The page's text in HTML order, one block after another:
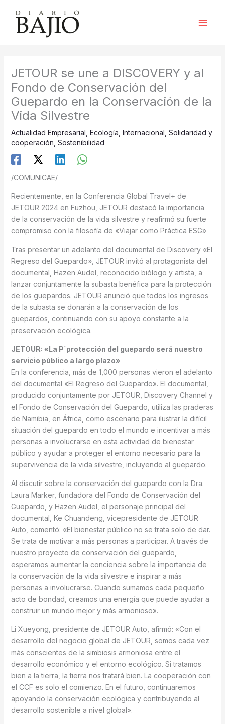
contenido
JETOUR se une a DISCOVERY y al
Fondo de Conservación del
Guepardo en la Conservación de la
Vida Silvestre
Actualidad Empresarial Ecología Internacional Solidaridad y
cooperación Sostenibilidad
/COMUNICAE/
Recientemente, en la Conferencia Global Travel+ de
JETOUR 2024 en Fuzhou, JETOUR destacó la importancia
de la conservación de la vida silvestre y reafirmó su fuerte
compromiso con la filosofía de «Viajar como Práctica ESG»
Tras presentar un adelanto del documental de Discovery «El
Regreso del Guepardo», JETOUR invitó al protagonista del
documental, Hazen Audel, reconocido biólogo y artista, a
lanzar conjuntamente la subasta benéfica para la protección
de los guepardos. JETOUR anunció que todos los ingresos
de la subasta se donarán a la conservación de los
guepardos, continuando con su apoyo constante a la
preservación ecológica.
JETOUR: «La P`protección del guepardo será nuestro
servicio público a largo plazo»
En la conferencia, más de 1,000 personas vieron el adelanto
del documental «El Regreso del Guepardo». El documental,
producido conjuntamente por JETOUR, Discovery Channel y
el Fondo de Conservación del Guepardo, utiliza las praderas
de Namibia, en África, como escenario para ilustrar la difícil
situación del guepardo en todo el mundo e incentivar a más
personas a involucrarse en esta actividad de bienestar
público y ayudar a proteger el entorno necesario para la
supervivencia de la vida silvestre, incluyendo al guepardo.
Al discutir sobre la conservación del guepardo con la Dra.
Laura Marker, fundadora del Fondo de Conservación del
Guepardo, y Hazen Audel, el personaje principal del
documental, Ke Chuandeng, vicepresidente de JETOUR
Auto, comentó: «El bienestar público no se trata solo de dar.
Se trata de motivar a más personas a participar. A través de
nuestro proyecto de conservación del guepardo,
esperamos aumentar la conciencia sobre la importancia de
la conservación de la vida silvestre e inspirar a más
personas a involucrarse. Cuando sumamos cada pequeño
acto de bondad, creamos una energía que puede ayudar a
construir un mundo mejor y más armonioso».
Li Xueyong, presidente de JETOUR Auto, afirmó: «Con el
desarrollo del negocio global de JETOUR, somos cada vez
más conscientes de la simbiosis armoniosa entre el
desarrollo económico y el entorno ecológico. Si tratamos
bien a la tierra, la tierra nos tratará bien. La cooperación con
el CCF es solo el comienzo. En el futuro, continuaremos
apoyando la conservación ecológica y contribuyendo al
desarrollo sostenible a nivel global».